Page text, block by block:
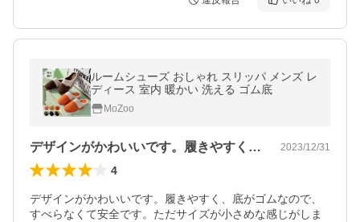
ルームシューズ おしゃれ スリッパ メンズ レ
ディース 室内 暖かい 洗える ゴム底
MoZoo
デザインがかわいいです。履きやすく、底… 2023/12/31
4
デザインがかわいいです。履きやすく、底がゴムなので、
すべらなくて安全です。ただサイズが小さめな感じがしま